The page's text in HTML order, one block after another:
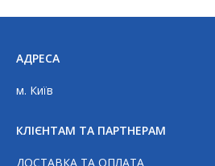
АДРЕСА
м. Київ
КЛІЄНТАМ ТА ПАРТНЕРАМ
ДОСТАВКА ТА ОПЛАТА